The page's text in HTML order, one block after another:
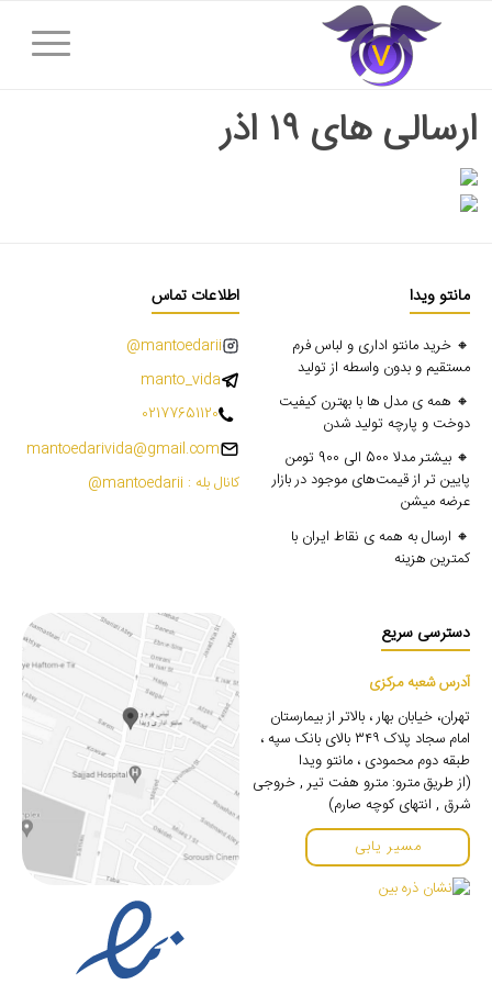
ارسالی های ۱۹ اذر
مانتو ویدا
🔸 خرید مانتو اداری و لباس فرم
مستقیم و بدون واسطه از تولید
🔸 همه ی مدل ها با بهترن کیفیت
دوخت و پارچه تولید شدن
🔸 بیشتر مدلا 500 الی 900 تومن
پایین تر از قیمت‌های موجود در بازار
عرضه میشن
🔸 ارسال به همه ی نقاط ایران با
کمترین هزینه
اطلاعات تماس
mantoedarii@
manto_vida
02177651120
mantoedarivida@gmail.com
کانال بله : mantoedarii@
دسترسی سریع
آدرس شعبه مرکزی
تهران، خیابان بهار ، بالاتر از بیمارستان
امام سجاد پلاک ۳۴۹ بالای بانک سپه ،
طبقه دوم محمودی ، مانتو ویدا
(از طریق مترو: مترو هفت تیر , خروجی
شرق , انتهای کوچه صارم)
مسیر یابی